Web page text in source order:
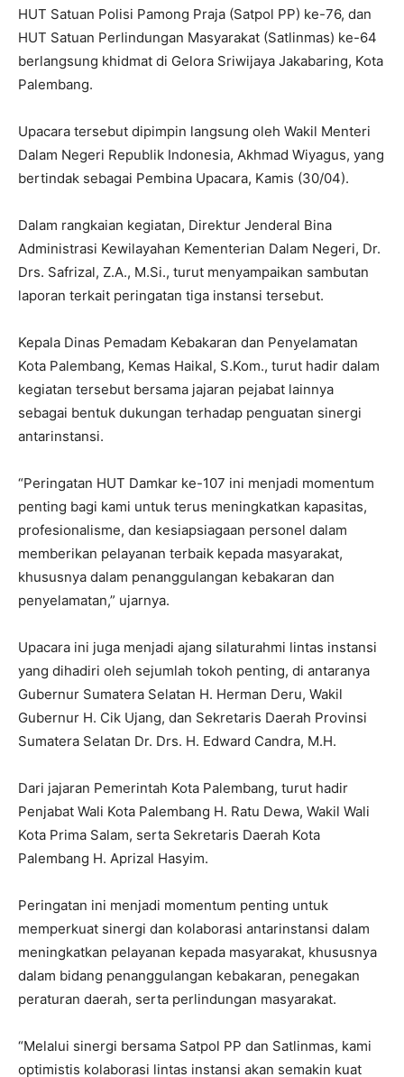
HUT Satuan Polisi Pamong Praja (Satpol PP) ke-76, dan
HUT Satuan Perlindungan Masyarakat (Satlinmas) ke-64
berlangsung khidmat di Gelora Sriwijaya Jakabaring, Kota
Palembang.
Upacara tersebut dipimpin langsung oleh Wakil Menteri
Dalam Negeri Republik Indonesia, Akhmad Wiyagus, yang
bertindak sebagai Pembina Upacara, Kamis (30/04).
Dalam rangkaian kegiatan, Direktur Jenderal Bina
Administrasi Kewilayahan Kementerian Dalam Negeri, Dr.
Drs. Safrizal, Z.A., M.Si., turut menyampaikan sambutan
laporan terkait peringatan tiga instansi tersebut.
Kepala Dinas Pemadam Kebakaran dan Penyelamatan
Kota Palembang, Kemas Haikal, S.Kom., turut hadir dalam
kegiatan tersebut bersama jajaran pejabat lainnya
sebagai bentuk dukungan terhadap penguatan sinergi
antarinstansi.
“Peringatan HUT Damkar ke-107 ini menjadi momentum
penting bagi kami untuk terus meningkatkan kapasitas,
profesionalisme, dan kesiapsiagaan personel dalam
memberikan pelayanan terbaik kepada masyarakat,
khususnya dalam penanggulangan kebakaran dan
penyelamatan,” ujarnya.
Upacara ini juga menjadi ajang silaturahmi lintas instansi
yang dihadiri oleh sejumlah tokoh penting, di antaranya
Gubernur Sumatera Selatan H. Herman Deru, Wakil
Gubernur H. Cik Ujang, dan Sekretaris Daerah Provinsi
Sumatera Selatan Dr. Drs. H. Edward Candra, M.H.
Dari jajaran Pemerintah Kota Palembang, turut hadir
Penjabat Wali Kota Palembang H. Ratu Dewa, Wakil Wali
Kota Prima Salam, serta Sekretaris Daerah Kota
Palembang H. Aprizal Hasyim.
Peringatan ini menjadi momentum penting untuk
memperkuat sinergi dan kolaborasi antarinstansi dalam
meningkatkan pelayanan kepada masyarakat, khususnya
dalam bidang penanggulangan kebakaran, penegakan
peraturan daerah, serta perlindungan masyarakat.
“Melalui sinergi bersama Satpol PP dan Satlinmas, kami
optimistis kolaborasi lintas instansi akan semakin kuat